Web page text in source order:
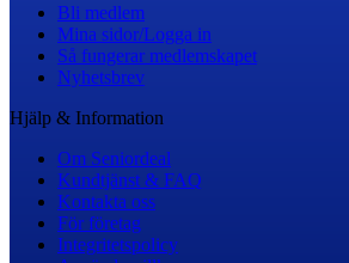
Bli medlem
Mina sidor/Logga in
Så fungerar medlemskapet
Nyhetsbrev
Hjälp & Information
Om Seniordeal
Kundtjänst & FAQ
Kontakta oss
För företag
Integritetspolicy